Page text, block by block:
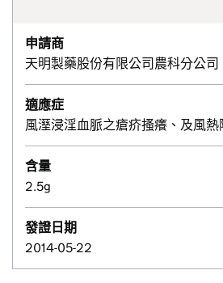
申請商
天明製藥股份有限公司農科分公司
適應症
風溼浸淫血脈之瘡疥搔癢、及風熱
含量
2.5g
發證日期
2014-05-22